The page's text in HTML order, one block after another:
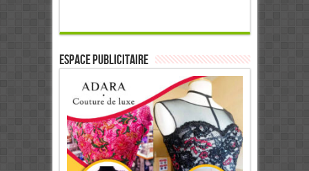
ESPACE PUBLICITAIRE